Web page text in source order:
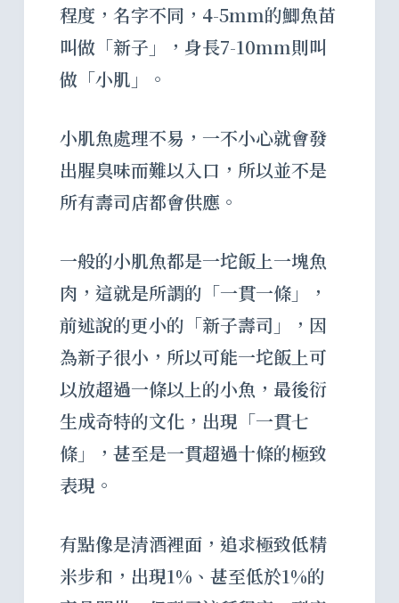
程度，名字不同，4-5mm的鯽魚苗
叫做「新子」，身長7-10mm則叫
做「小肌」。
小肌魚處理不易，一不小心就會發
出腥臭味而難以入口，所以並不是
所有壽司店都會供應。
一般的小肌魚都是一坨飯上一塊魚
肉，這就是所謂的「一貫一條」，
前述說的更小的「新子壽司」，因
為新子很小，所以可能一坨飯上可
以放超過一條以上的小魚，最後衍
生成奇特的文化，出現「一貫七
條」，甚至是一貫超過十條的極致
表現。
有點像是清酒裡面，追求極致低精
米步和，出現1%、甚至低於1%的